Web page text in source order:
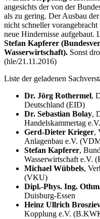
angesichts der von der
als zu gering. Der Ausbau
nicht schneller
neue Hindernisse aufgebaut.
Stefan Kapferer
Wasserwirtschaft). Sonst
(hle/21.11.2016)
Liste der geladenen
Dr. Jörg Rothermel,
Deutschland (EID)
Dr. Sebastian Bolay,
Handelskammertag
Gerd-Dieter Krieger,
Anlagenbau e.V.
Stefan Kapferer,
Wasserwirtschaft e.V.
Michael Wübbels,
(VKU)
Dipl.-Phys. Ing.
Duisburg-Essen
Heinz Ullrich
Kopplung e.V.